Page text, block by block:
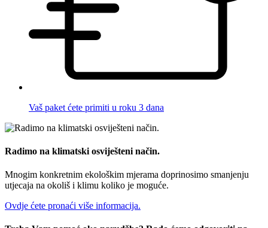
Vaš paket ćete primiti u roku 3 dana
Radimo na klimatski osviješteni način.
Mnogim konkretnim ekološkim mjerama doprinosimo smanjenju
utjecaja na okoliš i klimu koliko je moguće.
Ovdje ćete pronaći više informacija.